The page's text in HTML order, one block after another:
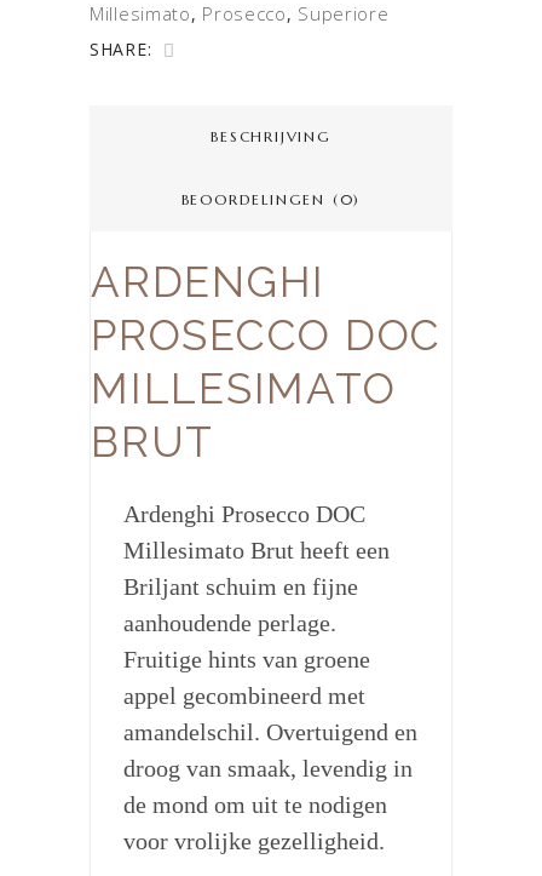
Millesimato, Prosecco, Superiore
SHARE:
BESCHRIJVING
BEOORDELINGEN (0)
ARDENGHI
PROSECCO DOC
MILLESIMATO
BRUT
Ardenghi Prosecco DOC
Millesimato Brut heeft een
Briljant schuim en fijne
aanhoudende perlage.
Fruitige hints van groene
appel gecombineerd met
amandelschil. Overtuigend en
droog van smaak, levendig in
de mond om uit te nodigen
voor vrolijke gezelligheid.